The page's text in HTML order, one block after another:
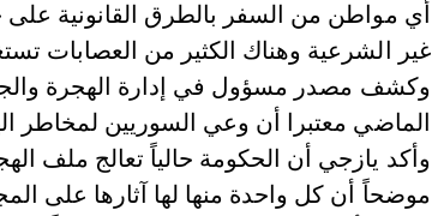
أي مواطن من السفر بالطرق القانونية
غير الشرعية وهناك الكثير من العصابات
وكشف مصدر مسؤول في إدارة الهجرة
الماضي معتبرا أن وعي السوريين
وأكد يازجي أن الحكومة حالياً تعالج ملف
موضحاً أن كل واحدة منها لها آثارها على